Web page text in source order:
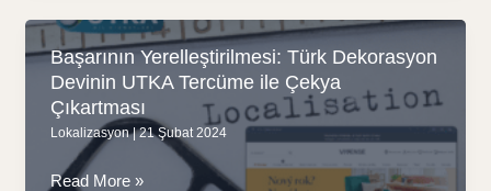
Çevirisinin
Rolü
Başarının Yerelleştirilmesi: Türk Dekorasyon
Devinin UTKA Tercüme ile Çekya
Çıkartması
Lokalizasyon|21 Şubat 2024
Başarının
Read More »